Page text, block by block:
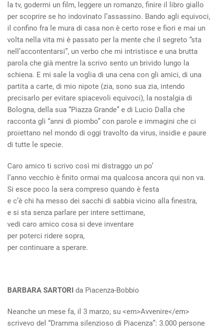
la tv, godermi un film, leggere un romanzo, finire il libro giallo
per scoprire se ho indovinato l’assassino. Bando agli equivoci,
il confino fra le mura di casa non è certo rose e fiori e mai un
volta nella vita mi è passato per la mente che il segreto “sta
nell’accontentarsi”, un verbo che mi intristisce e una brutta
parola che già mentre la scrivo sento un brivido lungo la
schiena. E mi sale la voglia di una cena con gli amici, di una
partita a carte, di mio nipote (zia, sono sua zia, intendo
precisarlo per evitare spiacevoli equivoci), la nostalgia di
Bologna, della sua “Piazza Grande” e di Lucio Dalla che
racconta gli “anni di piombo” con parole e immagini che ci
proiettano nel mondo di oggi travolto da virus, insidie e paure
di tutte le specie.
Caro amico ti scrivo così mi distraggo un po’
l’anno vecchio è finito ormai ma qualcosa ancora qui non va.
Si esce poco la sera compreso quando è festa
e c’è chi ha messo dei sacchi di sabbia vicino alla finestra,
e si sta senza parlare per intere settimane,
vedi caro amico cosa si deve inventare
per poterci ridere sopra,
per continuare a sperare.
BARBARA SARTORI da Piacenza-Bobbio
Neanche un mese fa, il 3 marzo, su <em>Avvenire</em>
scrivevo del “Dramma silenzioso di Piacenza”: 3.000 persone